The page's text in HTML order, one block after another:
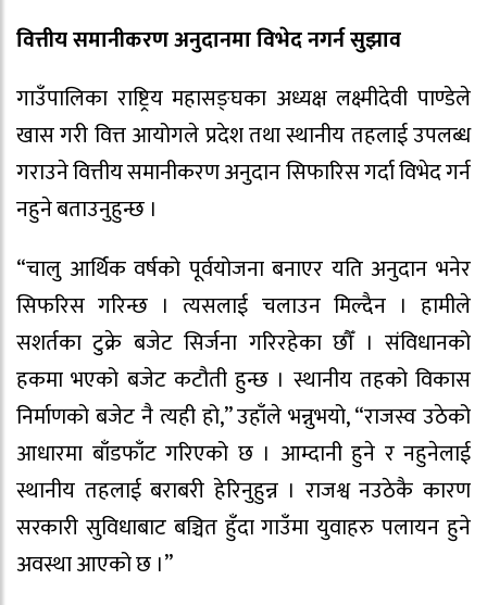
वित्तीय समानीकरण अनुदानमा विभेद नगर्न सुझाव
गाउँपालिका राष्ट्रिय महासङ्घका अध्यक्ष लक्ष्मीदेवी पाण्डेले
खास गरी वित्त आयोगले प्रदेश तथा स्थानीय तहलाई उपलब्ध
गराउने वित्तीय समानीकरण अनुदान सिफारिस गर्दा विभेद गर्न
नहुने बताउनुहुन्छ ।
“चालु आर्थिक वर्षको पूर्वयोजना बनाएर यति अनुदान भनेर
सिफरिस गरिन्छ । त्यसलाई चलाउन मिल्दैन । हामीले
सशर्तका टुक्रे बजेट सिर्जना गरिरहेका छौँ । संविधानको
हकमा भएको बजेट कटौती हुन्छ । स्थानीय तहको विकास
निर्माणको बजेट नै त्यही हो,” उहाँले भन्नुभयो, “राजस्व उठेको
आधारमा बाँडफाँट गरिएको छ । आम्दानी हुने र नहुनेलाई
स्थानीय तहलाई बराबरी हेरिनुहुन्न । राजश्व नउठेकै कारण
सरकारी सुविधाबाट बञ्चित हुँदा गाउँमा युवाहरु पलायन हुने
अवस्था आएको छ ।”